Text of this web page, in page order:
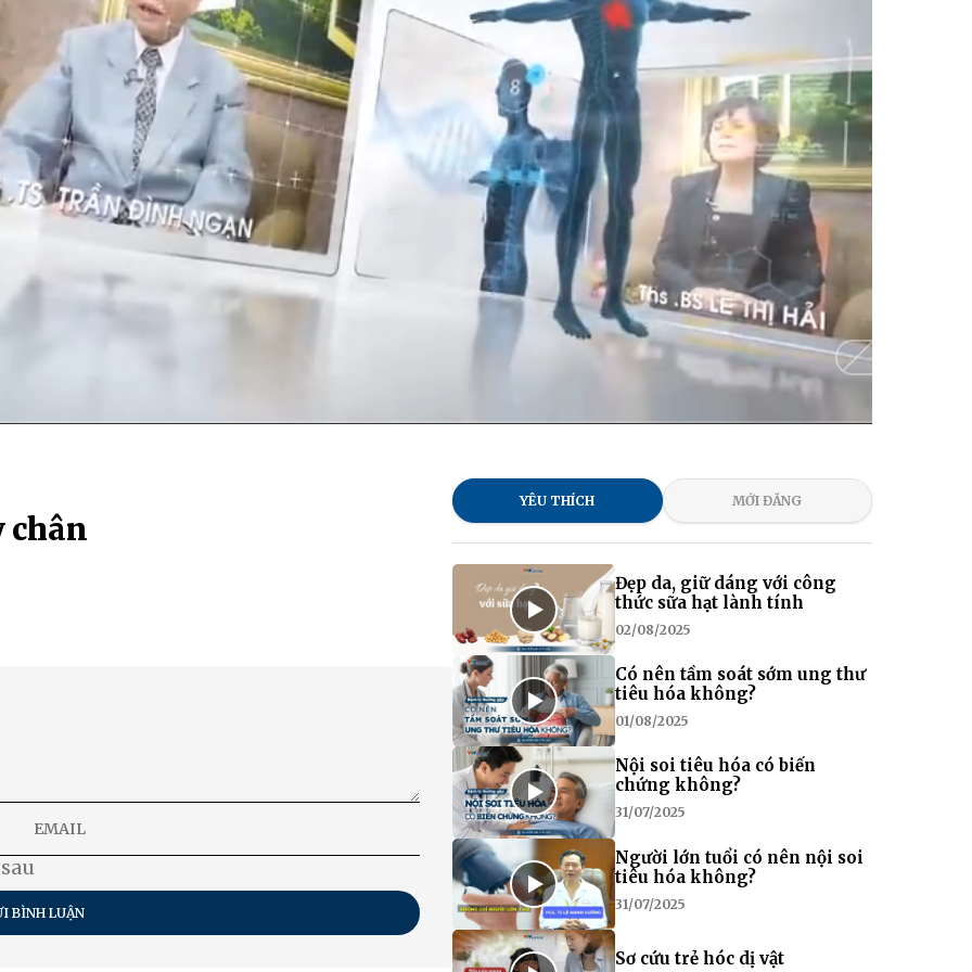
chân
BÌNH LUẬN
YÊU THÍCH MỚI ĐĂNG
Đẹp da, giữ dáng với công
thức sữa hạt lành tính
02/08/2025
Có nên tầm soát sớm ung thư
tiêu hóa không?
01/08/2025
Nội soi tiêu hóa có biến
chứng không?
31/07/2025
Người lớn tuổi có nên nội soi
tiêu hóa không?
31/07/2025
Sơ cứu trẻ hóc dị vật